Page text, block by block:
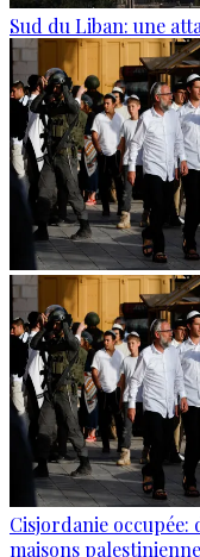
Sud du Liban: une
Cisjordanie occupée:
maisons